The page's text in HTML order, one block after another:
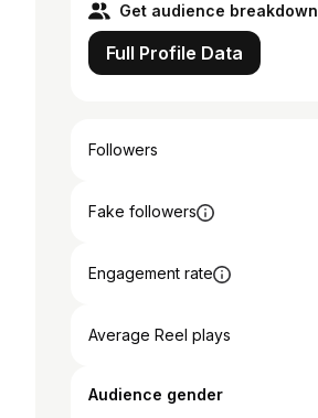
Get audience breakdown
Full Profile Data
Followers
Fake followers
Engagement rate
Average Reel plays
Audience gender